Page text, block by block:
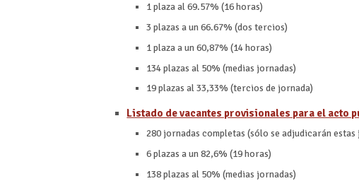
1 plaza al 69.57% (16 horas)
3 plazas a un 66.67% (dos tercios)
1 plaza a un 60,87% (14 horas)
134 plazas al 50% (medias jornadas)
19 plazas al 33,33% (tercios de jornada)
Listado de vacantes provisionales para el acto
280 jornadas completas (sólo se adjudicarán
6 plazas a un 82,6% (19 horas)
138 plazas al 50% (medias jornadas)